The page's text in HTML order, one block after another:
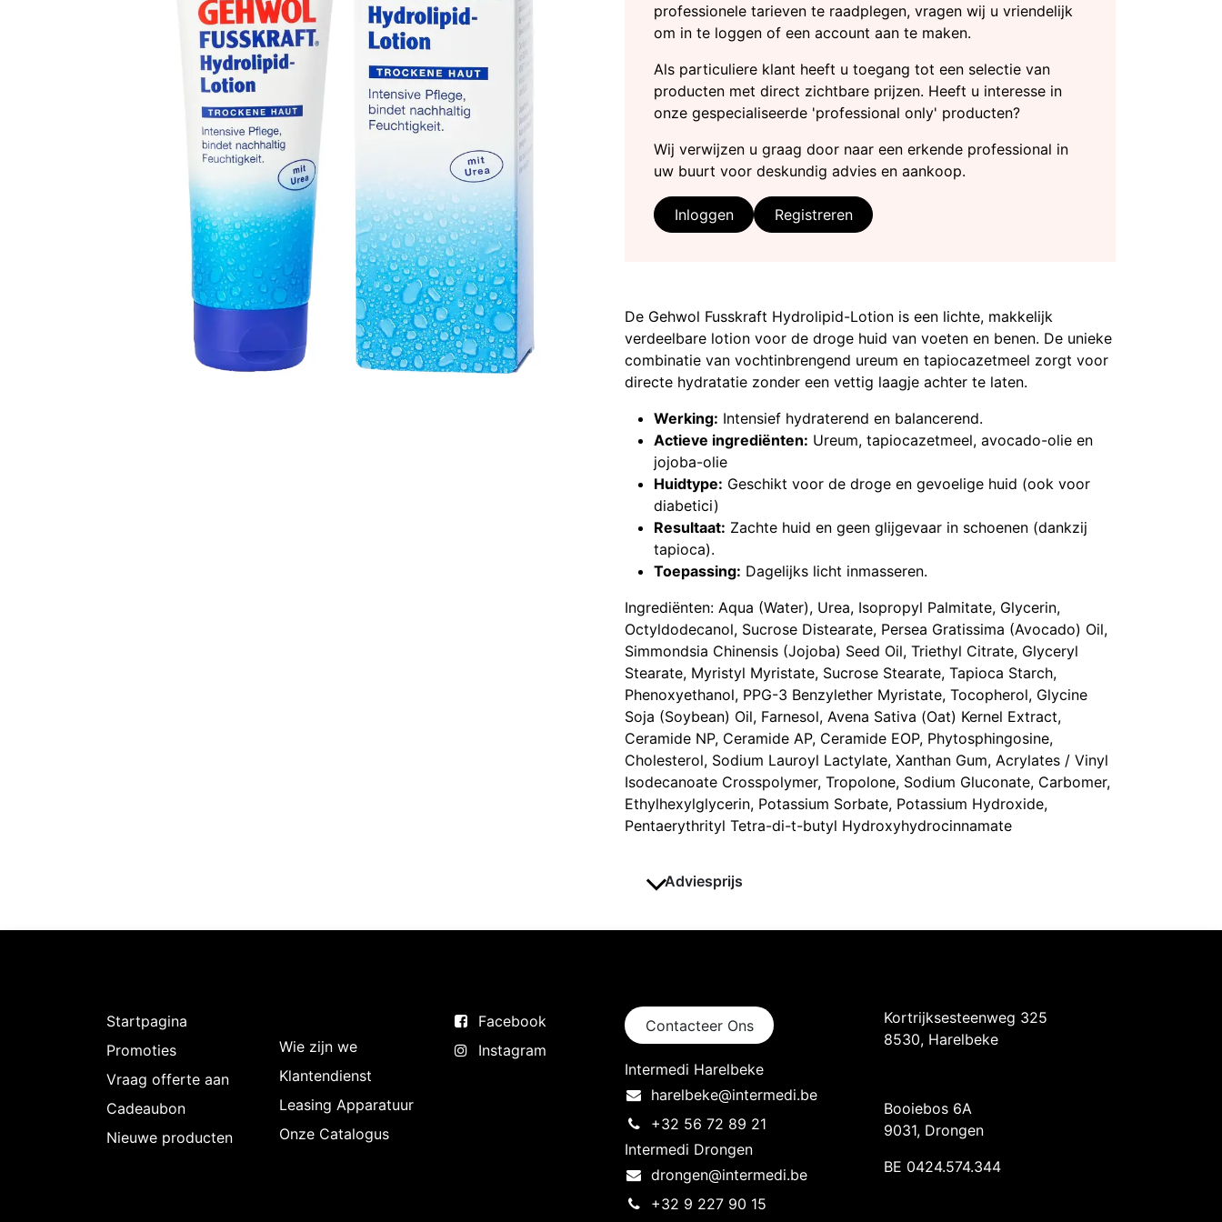
De Gehwol Fusskraft Hydrolipid-Lotion is een lichte, makkelijk
verdeelbare lotion voor de droge huid van voeten en benen. De unieke
combinatie van vochtinbrengend ureum en tapiocazetmeel zorgt voor
directe hydratatie zonder een vettig laagje achter te laten.
Werking: Intensief hydraterend en balancerend.
Actieve ingrediënten: Ureum, tapiocazetmeel, avocado-olie en
jojoba-olie
Huidtype: Geschikt voor de droge en gevoelige huid (ook voor
diabetici)
Resultaat: Zachte huid en geen glijgevaar in schoenen (dankzij
tapioca).
Toepassing: Dagelijks licht inmasseren.
Ingrediënten: Aqua (Water), Urea, Isopropyl Palmitate, Glycerin,
Octyldodecanol, Sucrose Distearate, Persea Gratissima (Avocado) Oil,
Simmondsia Chinensis (Jojoba) Seed Oil, Triethyl Citrate, Glyceryl
Stearate, Myristyl Myristate, Sucrose Stearate, Tapioca Starch,
Phenoxyethanol, PPG-3 Benzylether Myristate, Tocopherol, Glycine
Soja (Soybean) Oil, Farnesol, Avena Sativa (Oat) Kernel Extract,
Ceramide NP, Ceramide AP, Ceramide EOP, Phytosphingosine,
Cholesterol, Sodium Lauroyl Lactylate, Xanthan Gum, Acrylates / Vinyl
Isodecanoate Crosspolymer, Tropolone, Sodium Gluconate, Carbomer,
Ethylhexylglycerin, Potassium Sorbate, Potassium Hydroxide,
Pentaerythrityl Tetra-di-t-butyl Hydroxyhydrocinnamate
Adviesprijs
professionele tarieven te raadplegen, vragen wij u vriendelijk
om in te loggen of een account aan te maken.
Als particuliere klant heeft u toegang tot een selectie van
producten met direct zichtbare prijzen. Heeft u interesse in
onze gespecialiseerde 'professional only' producten?
Wij verwijzen u graag door naar een erkende professional in
uw buurt voor deskundig advies en aankoop.
Inloggen Registreren
Startpagina
Promoties
Vraag offerte aan
Cadeaubon
Nieuwe producten
Wie zijn we
Klantendienst
Leasing Apparatuur
Onze Catalogus
Facebook
Instagram
Contacteer Ons
Intermedi Harelbeke
harelbeke@intermedi.be
+32 56 72 89 21
Intermedi Drongen
drongen@intermedi.be
+32 9 227 90 15
Kortrijksesteenweg 325
8530, Harelbeke
Booiebos 6A
9031, Drongen
BE 0424.574.344